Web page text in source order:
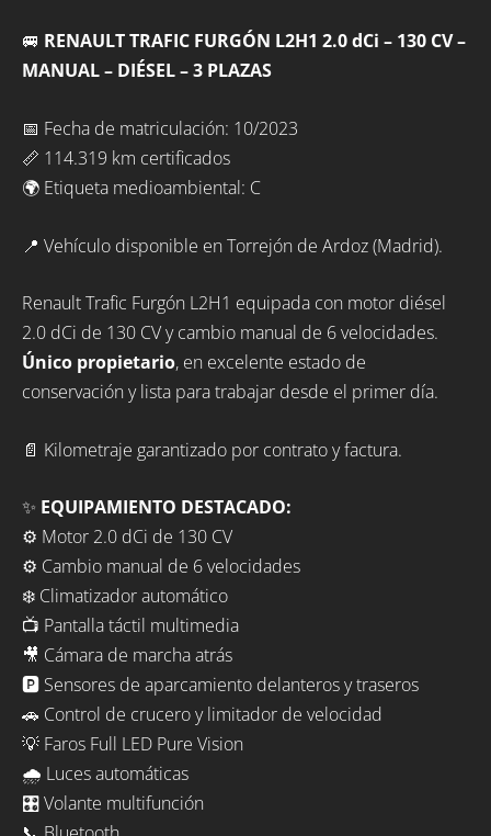
🚐 RENAULT TRAFIC FURGÓN L2H1 2.0 dCi – 130 CV –
MANUAL – DIÉSEL – 3 PLAZAS
📅 Fecha de matriculación: 10/2023
📏 114.319 km certificados
🌍 Etiqueta medioambiental: C
📍 Vehículo disponible en Torrejón de Ardoz (Madrid).
Renault Trafic Furgón L2H1 equipada con motor diésel
2.0 dCi de 130 CV y cambio manual de 6 velocidades.
Único propietario, en excelente estado de
conservación y lista para trabajar desde el primer día.
📄 Kilometraje garantizado por contrato y factura.
✨ EQUIPAMIENTO DESTACADO:
⚙️ Motor 2.0 dCi de 130 CV
⚙️ Cambio manual de 6 velocidades
❄️ Climatizador automático
📺 Pantalla táctil multimedia
🎥 Cámara de marcha atrás
🅿️ Sensores de aparcamiento delanteros y traseros
🚗 Control de crucero y limitador de velocidad
💡 Faros Full LED Pure Vision
🌧️ Luces automáticas
🎛️ Volante multifunción